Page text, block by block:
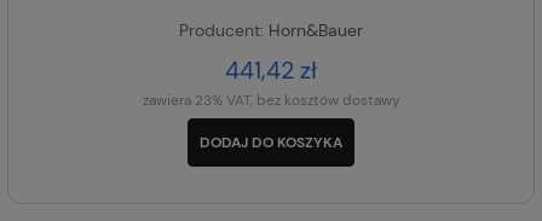
Producent: Horn&Bauer
441,42 zł
zawiera 23% VAT, bez kosztów dostawy
DODAJ DO KOSZYKA